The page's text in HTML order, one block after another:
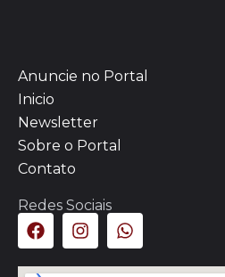
Anuncie no Portal
Inicio
Newsletter
Sobre o Portal
Contato
Redes Sociais